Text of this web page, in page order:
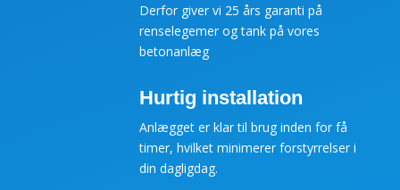
Derfor giver vi 25 års garanti på
renselegemer og tank på vores
betonanlæg
Hurtig installation
Anlægget er klar til brug inden for få
timer, hvilket minimerer forstyrrelser i
din dagligdag.